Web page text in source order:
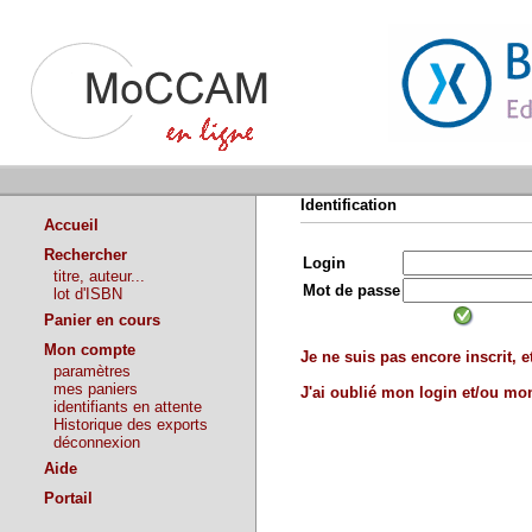
Accueil
Rechercher
titre, auteur...
lot d'ISBN
Panier en cours
Mon compte
paramètres
mes paniers
identifiants en attente
Historique des exports
déconnexion
Aide
Portail
Identification
Login
Mot de passe
Je ne suis pas encore inscrit,
J'ai oublié mon login et/ou